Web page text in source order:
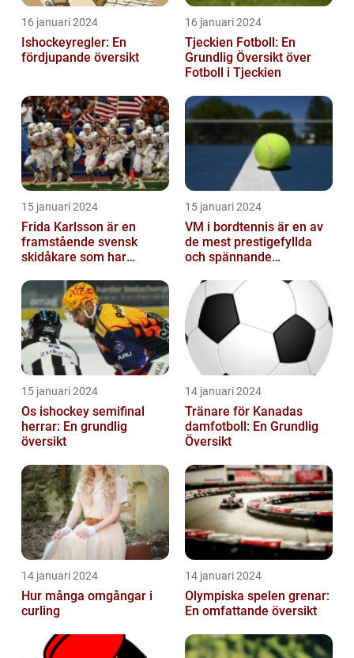
16 januari 2024
Ishockeyregler: En
fördjupande översikt
16 januari 2024
Tjeckien Fotboll: En
Grundlig Översikt över
Fotboll i Tjeckien
15 januari 2024
Frida Karlsson är en
framstående svensk
skidåkare som har
med sin talang och pr...
15 januari 2024
VM i bordtennis är en av
de mest prestigefyllda
och spännande
sporten varje år
15 januari 2024
Os ishockey semifinal
herrar: En grundlig
översikt
14 januari 2024
Tränare för Kanadas
damfotboll: En Grundlig
Översikt
14 januari 2024
Hur många omgångar i
curling
14 januari 2024
Olympiska spelen grenar:
En omfattande översikt